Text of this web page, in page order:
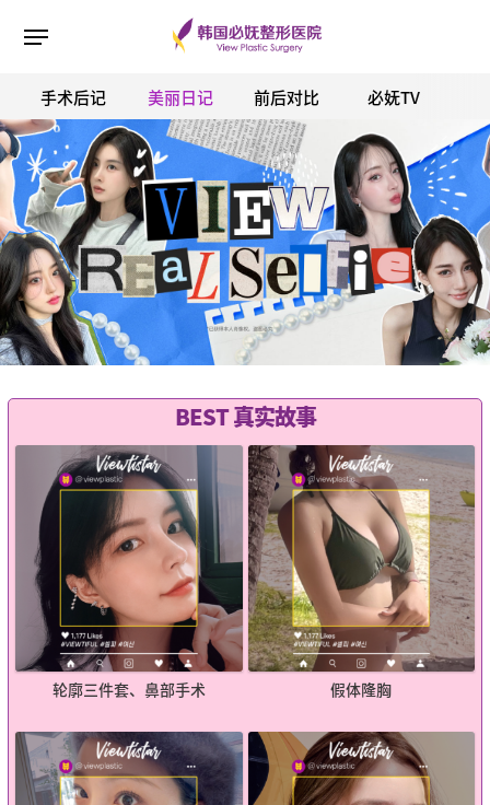
ESC 버튼을 누르면 검색창을 닫을 수 있습니다.
手术后记 美丽日记 前后对比 必妩TV
轮廓三件套、鼻部手术 假体隆胸